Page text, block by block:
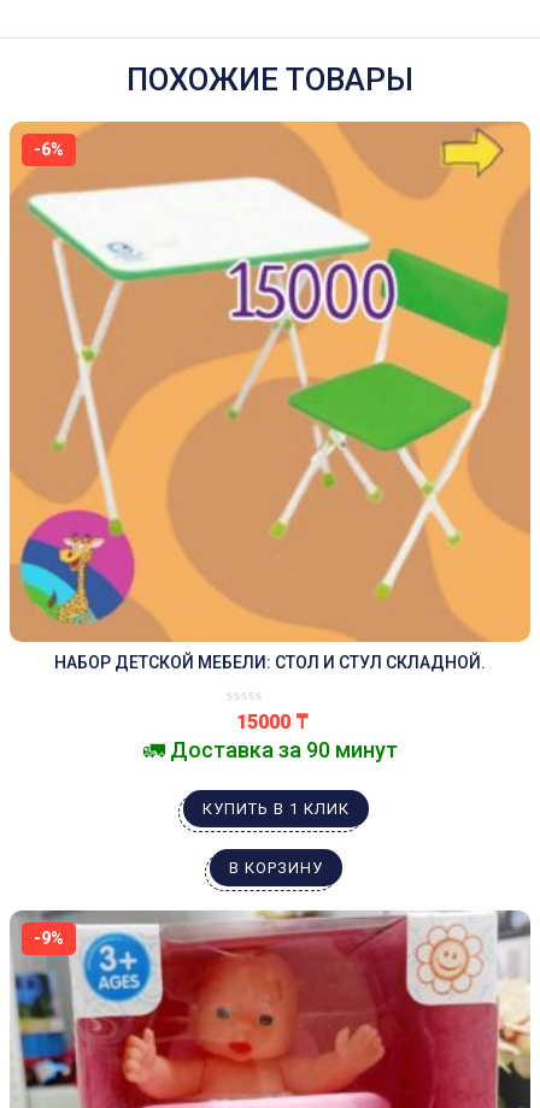
ПОХОЖИЕ ТОВАРЫ
-6%
НАБОР ДЕТСКОЙ МЕБЕЛИ: СТОЛ И СТУЛ СКЛАДНОЙ.
15000 ₸
🚛 Доставка за 90 минут
КУПИТЬ В 1 КЛИК
В КОРЗИНУ
-9%